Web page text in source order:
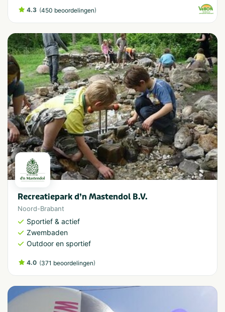
4.3 (450 beoordelingen)
Recreatiepark d’n Mastendol B.V.
Noord-Brabant
Sportief & actief
Zwembaden
Outdoor en sportief
4.0 (371 beoordelingen)